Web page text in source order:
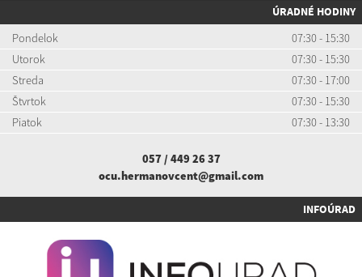
ÚRADNÉ HODINY
Pondelok
07:30 - 15:30
Utorok
07:30 - 15:30
Streda
07:30 - 17:00
Štvrtok
07:30 - 15:30
Piatok
07:30 - 13:30
057 / 449 26 37
ocu.hermanovcent@gmail.com
INFOÚRAD